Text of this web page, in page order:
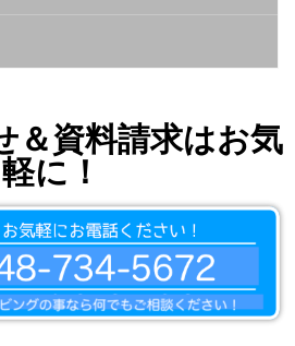
＆資料請求はお気
軽に！